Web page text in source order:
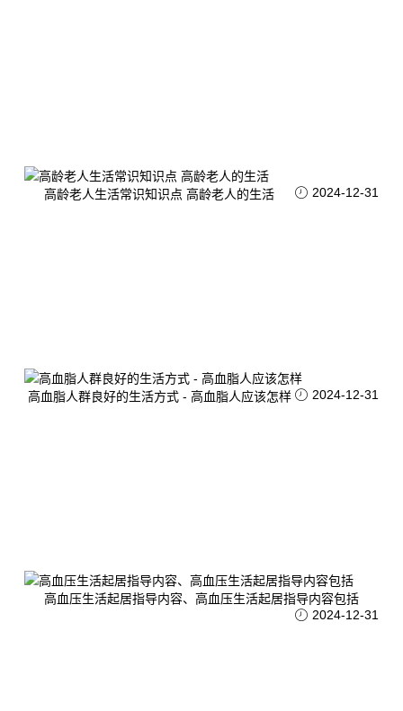
高龄老人生活常识知识点 高龄老人的生活 2024-12-31
高血脂人群良好的生活方式 - 高血脂人应该怎样 2024-12-31
高血压生活起居指导内容、高血压生活起居指导内容包括
2024-12-31